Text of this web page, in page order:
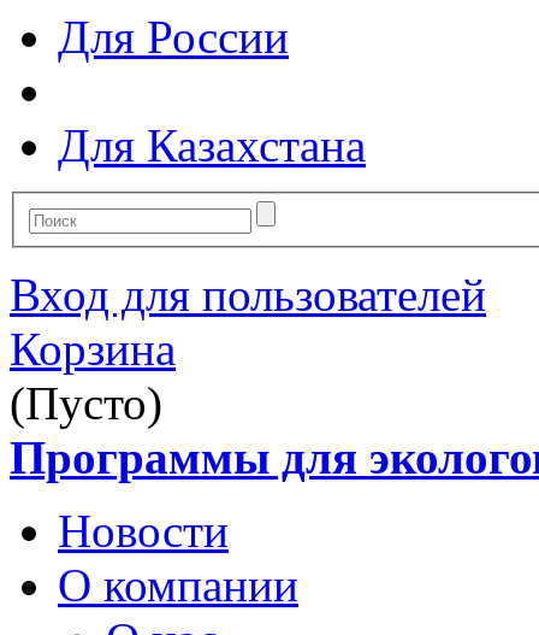
Для России
Для Казахстана
Вход для пользователей
Корзина
(Пусто)
Программы для
Новости
О компании